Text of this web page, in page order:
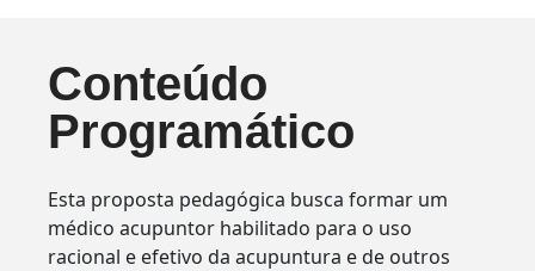
Conteúdo
Programático
Esta proposta pedagógica busca formar um
médico acupuntor habilitado para o uso
racional e efetivo da acupuntura e de outros